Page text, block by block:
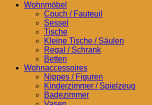
Wohnmöbel
Couch / Fauteuil
Sessel
Tische
Kleine Tische / Säulen
Regal / Schrank
Betten
Wohnaccessoires
Nippes / Figuren
Kinderzimmer / Spielzeug
Badezimmer